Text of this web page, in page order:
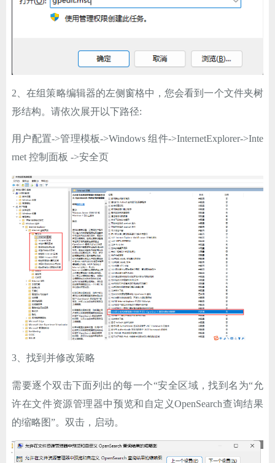
2、在组策略编辑器的左侧窗格中，您会看到一个文件夹树
形结构。请依次展开以下路径:
用户配置->管理模板->Windows 组件->InternetExplorer->Inte
rnet 控制面板 ->安全页
3、找到并修改策略
需要逐个双击下面列出的每一个“安全区域，找到名为“允
许在文件资源管理器中预览和自定义OpenSearch查询结果
的缩略图”。双击，启动。